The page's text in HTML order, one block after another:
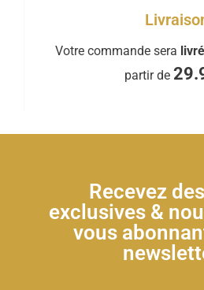
Votre commande sera
partir de
Recevez
exclusives &
vous